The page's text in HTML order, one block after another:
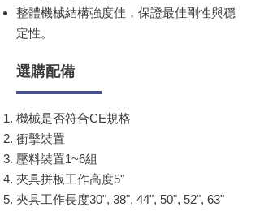
整體機械結構強度佳，保證最佳剛性與穩
定性。
選購配備
機械是否符合CE規格
衝擊裝置
壓料裝置1~6組
夾具拼板工作高度5"
夾具工作長度30", 38", 44", 50", 52", 63"